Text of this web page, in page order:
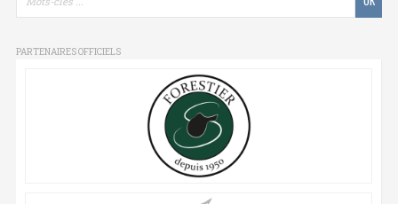
PARTENAIRES OFFICIELS